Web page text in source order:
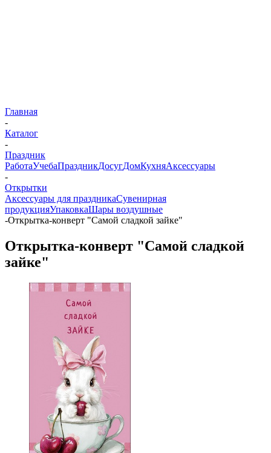
Главная
-
Каталог
-
Праздник
РаботаУчебаПраздникДосугДомКухняАксессуары
-
Открытки
Аксессуары для праздникаСувенирная
продукцияУпаковкаШары воздушные
-Открытка-конверт "Самой сладкой зайке"
Открытка-конверт "Самой сладкой
зайке"